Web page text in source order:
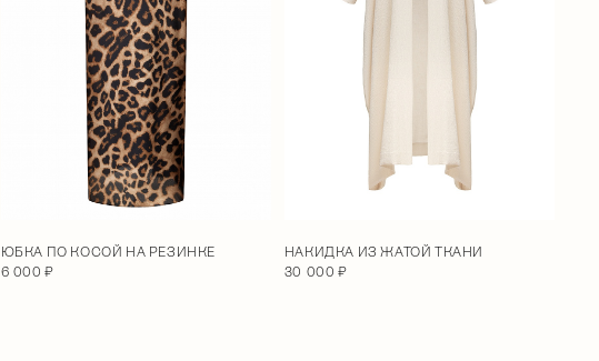
ЮБКА ПО КОСОЙ НА РЕЗИНКЕ
6 000 ₽
НАКИДКА ИЗ ЖАТОЙ ТКАНИ
30 000 ₽